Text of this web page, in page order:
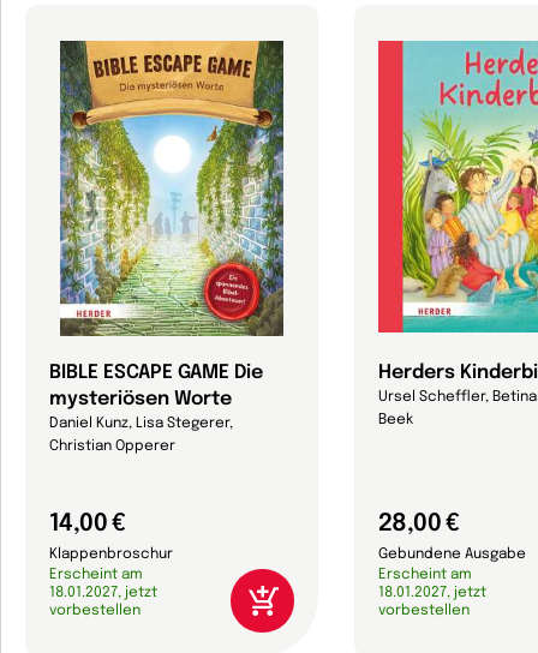
BIBLE ESCAPE GAME Die
mysteriösen Worte
Daniel Kunz, Lisa Stegerer,
Christian Opperer
14,00 €
Klappenbroschur
Erscheint am
18.01.2027, jetzt
vorbestellen
Herders
Ursel Scheffler,
Beek
28,00 €
Gebundene Ausgabe
Erscheint am
18.01.2027, jetzt
vorbestellen